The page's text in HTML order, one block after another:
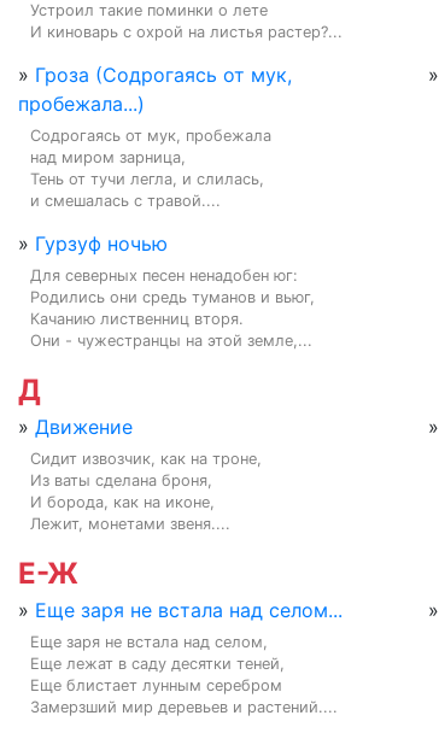
Устроил такие поминки о лете
И киноварь с охрой на листья растер?...
» Гроза (Содрогаясь от мук,
пробежала...)
Содрогаясь от мук, пробежала
над миром зарница,
Тень от тучи легла, и слилась,
и смешалась с травой....
»
» Гурзуф ночью
Для северных песен ненадобен юг:
Родились они средь туманов и вьюг,
Качанию лиственниц вторя.
Они - чужестранцы на этой земле,...
Д
» Движение
Сидит извозчик, как на троне,
Из ваты сделана броня,
И борода, как на иконе,
Лежит, монетами звеня....
»
Е-Ж
» Еще заря не встала над селом...
Еще заря не встала над селом,
Еще лежат в саду десятки теней,
Еще блистает лунным серебром
Замерзший мир деревьев и растений....
»